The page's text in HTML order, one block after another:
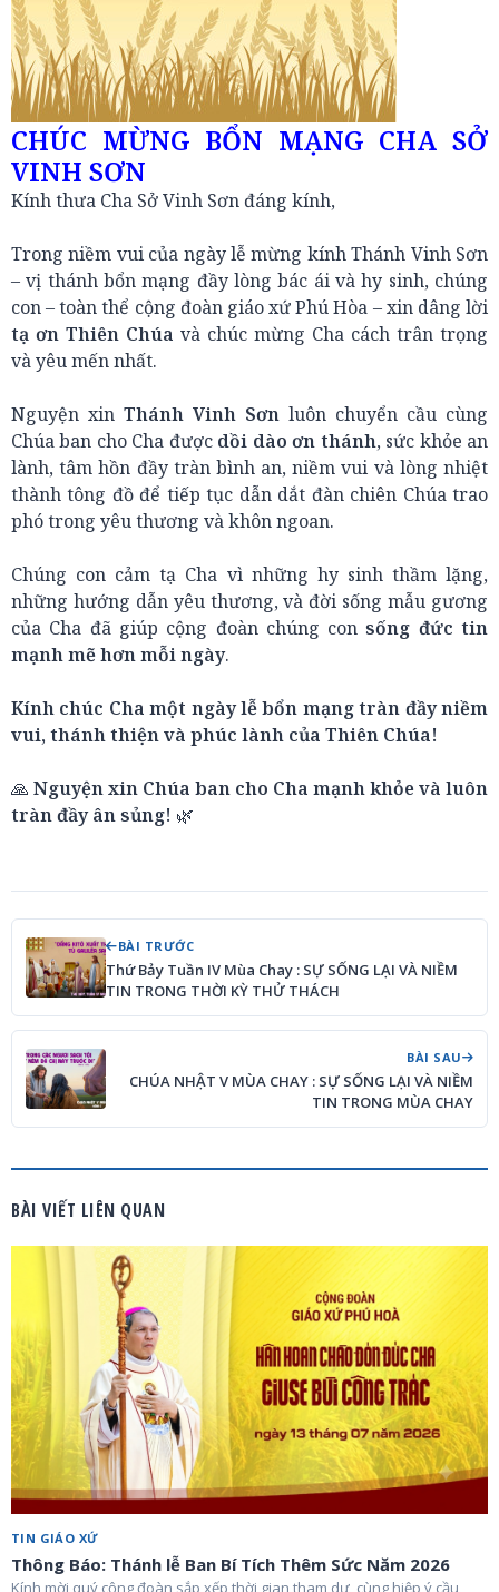
CHÚC MỪNG BỔN MẠNG CHA SỞ
VINH SƠN
Kính thưa Cha Sở Vinh Sơn đáng kính,
Trong niềm vui của ngày lễ mừng kính Thánh Vinh Sơn
– vị thánh bổn mạng đầy lòng bác ái và hy sinh, chúng
con – toàn thể cộng đoàn giáo xứ Phú Hòa – xin dâng lời
tạ ơn Thiên Chúa và chúc mừng Cha cách trân trọng
và yêu mến nhất.
Nguyện xin Thánh Vinh Sơn luôn chuyển cầu cùng
Chúa ban cho Cha được dồi dào ơn thánh, sức khỏe an
lành, tâm hồn đầy tràn bình an, niềm vui và lòng nhiệt
thành tông đồ để tiếp tục dẫn dắt đàn chiên Chúa trao
phó trong yêu thương và khôn ngoan.
Chúng con cảm tạ Cha vì những hy sinh thầm lặng,
những hướng dẫn yêu thương, và đời sống mẫu gương
của Cha đã giúp cộng đoàn chúng consống đức tin
mạnh mẽ hơn mỗi ngày.
Kính chúc Cha một ngày lễ bổn mạng tràn đầy niềm
vui, thánh thiện và phúc lành của Thiên Chúa!
🙏 Nguyện xin Chúa ban cho Cha mạnh khỏe và luôn
tràn đầy ân sủng! 🌿
BÀI TRƯỚC
Thứ Bảy Tuần IV Mùa Chay : SỰ SỐNG LẠI VÀ NIỀM
TIN TRONG THỜI KỲ THỬ THÁCH
BÀI SAU
CHÚA NHẬT V MÙA CHAY : SỰ SỐNG LẠI VÀ NIỀM
TIN TRONG MÙA CHAY
BÀI VIẾT LIÊN QUAN
TIN GIÁO XỨ
Thông Báo: Thánh lễ Ban Bí Tích Thêm Sức Năm 2026
Kính mời quý cộng đoàn sắp xếp thời gian tham dự, cùng hiệp ý cầu